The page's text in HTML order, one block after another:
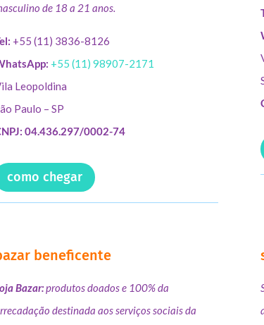
de 18 a 21 anos.
+55 (11) 3836-8126
+55 (11) 98907-2171
Leopoldina
Paulo – SP
04.436.297/0002-74
como chegar
beneficente
Bazar:produtos doados e 100% da
destinada aos serviços sociais da